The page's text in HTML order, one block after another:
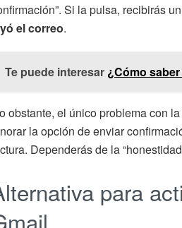
Si la pulsa, recibirás
el correo.
Te puede interesar ¿Cómo
obstante, el único problema con
la opción de enviar
Dependerás de la
para